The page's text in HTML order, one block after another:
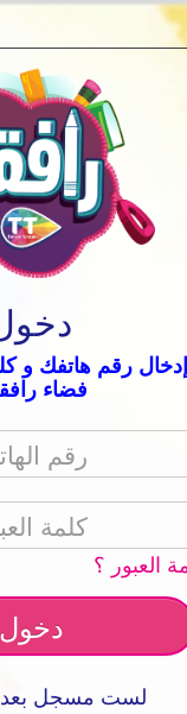
إدخال رقم هاتفك و
فضاء
العبور ؟
دخول
لست مسجل